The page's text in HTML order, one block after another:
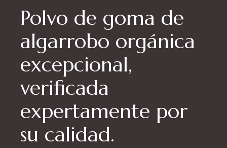
Polvo de goma de
algarrobo orgánica
excepcional,
verificada
expertamente por
su calidad.